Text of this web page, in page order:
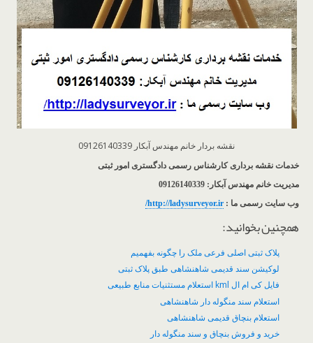
نقشه بردار خانم مهندس آبکار 09126140339
خدمات نقشه برداری کارشناس رسمی دادگستری امور ثبتی
مدیریت خانم مهندس آبکار: 09126140339
وب سایت رسمی ما : http://ladysurveyor.ir/
همچنین بخوانید:
پلاک ثبتی اصلی فرعی ملک را چگونه بفهمیم
لوکیشن سند قدیمی شاهنشاهی طبق پلاک ثبتی
فایل کی ام ال kml استعلام مستثنیات منابع طبیعی
استعلام سند منگوله دار شاهنشاهی
استعلام بنچاق قدیمی شاهنشاهی
خرید و فروش بنچاق و سند منگوله دار